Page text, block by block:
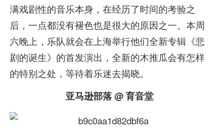
满戏剧性的音乐本身，在经历了时间的考验之
后，一点都没有褪色也是很大的原因之一。本周
六晚上，乐队就会在上海举行他们全新专辑《悲
剧的诞生》的首发演出，全新的木推瓜会有怎样
的特别之处，等待着乐迷去揭晓。
亚马逊部落 @ 育音堂